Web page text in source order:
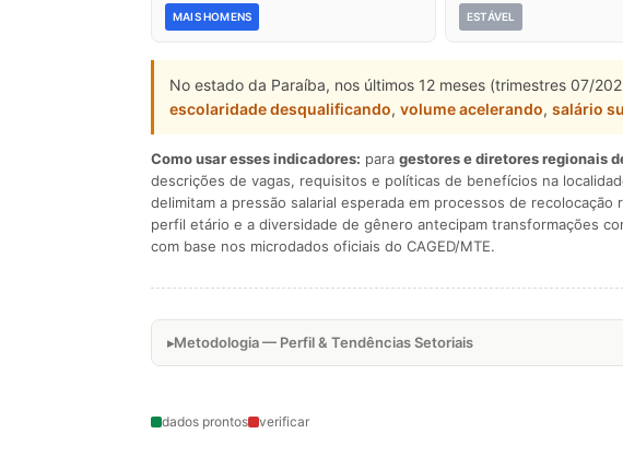
MAIS HOMENS ESTÁVEL
No estado da Paraíba, nos últimos 12 meses (trimestres 07/
escolaridade desqualificando, volume acelerando, salário
Como usar esses indicadores: para gestores e diretores regionais
descrições de vagas, requisitos e políticas de benefícios na
delimitam a pressão salarial esperada em processos de recolocação
perfil etário e a diversidade de gênero antecipam transformações
com base nos microdados oficiais do CAGED/MTE.
Metodologia — Perfil & Tendências Setoriais
dados prontos verificar